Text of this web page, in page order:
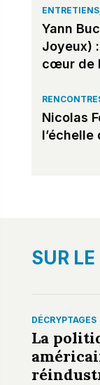
ENTRETIENS,
Yann
Joyeux)
cœur de
Nicolas
l’échelle
SUR
DÉCRYPTAGES
La